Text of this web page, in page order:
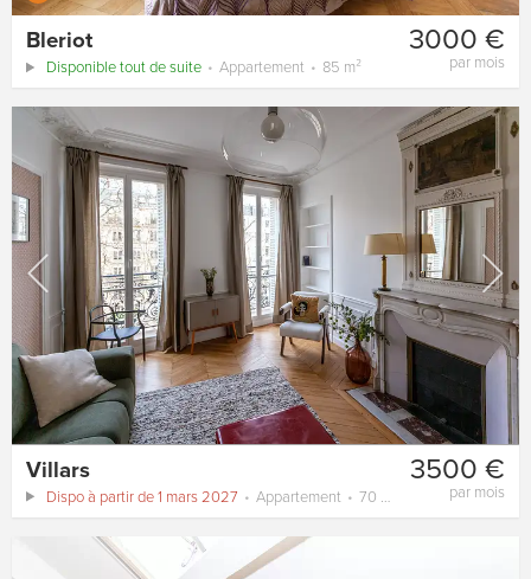
3000 €
par mois
Bleriot
Disponible tout de suite Appartement 85 m²
3500 €
par mois
Villars
Dispo à partir de 1 mars 2027 Appartement 70 m²